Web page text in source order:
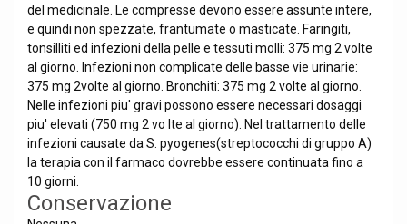
del medicinale. Le compresse devono essere assunte intere,
e quindi non spezzate, frantumate o masticate. Faringiti,
tonsilliti ed infezioni della pelle e tessuti molli: 375 mg 2 volte
al giorno. Infezioni non complicate delle basse vie urinarie:
375 mg 2volte al giorno. Bronchiti: 375 mg 2 volte al giorno.
Nelle infezioni piu' gravi possono essere necessari dosaggi
piu' elevati (750 mg 2 vo lte al giorno). Nel trattamento delle
infezioni causate da S. pyogenes(streptococchi di gruppo A)
la terapia con il farmaco dovrebbe essere continuata fino a
10 giorni.
Conservazione